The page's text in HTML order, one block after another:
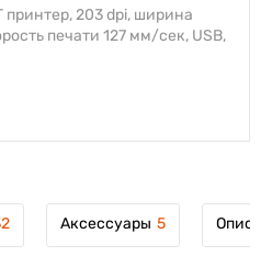
принтер, 203 dpi, ширина
печати 127 мм/сек, USB,
Аксессуары 5